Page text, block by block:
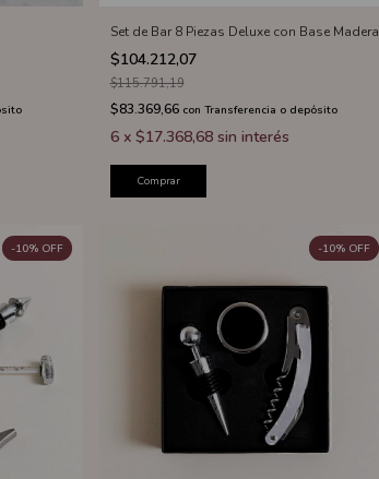
Set de Bar 8 Piezas Deluxe con Base Madera
$104.212,07
$115.791,19
$83.369,66 con Transferencia o depósito
6 x $17.368,68 sin interés
Comprar
-10% OFF -10% OFF